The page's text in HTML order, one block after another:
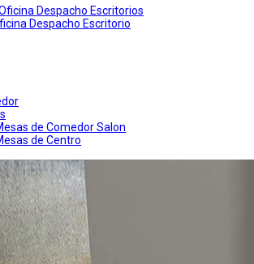
Despacho Escritorios
Despacho Escritorio
de Comedor Salon
de Centro